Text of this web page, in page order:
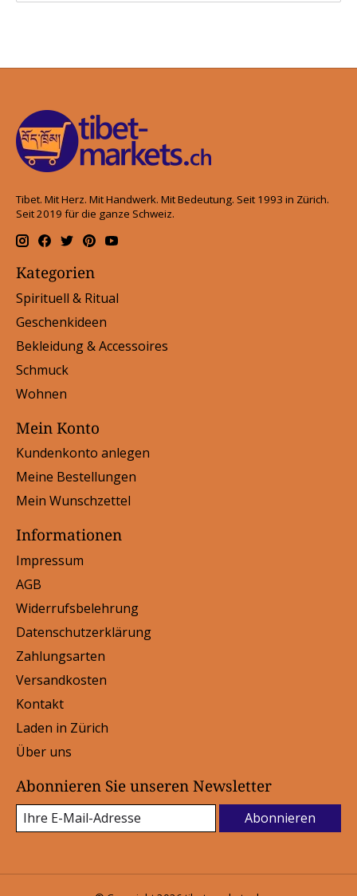
Tibet. Mit Herz. Mit Handwerk. Mit Bedeutung. Seit 1993 in Zürich.
Seit 2019 für die ganze Schweiz.
Kategorien
Spirituell & Ritual
Geschenkideen
Bekleidung & Accessoires
Schmuck
Wohnen
Mein Konto
Kundenkonto anlegen
Meine Bestellungen
Mein Wunschzettel
Informationen
Impressum
AGB
Widerrufsbelehrung
Datenschutzerklärung
Zahlungsarten
Versandkosten
Kontakt
Laden in Zürich
Über uns
Abonnieren Sie unseren Newsletter
Abonnieren